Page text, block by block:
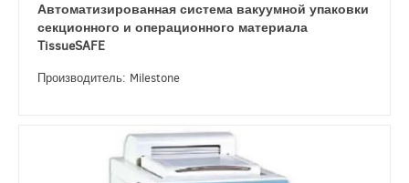
Автоматизированная система вакуумной упаковки
секционного и операционного материала
TissueSAFE
Производитель: Milestone